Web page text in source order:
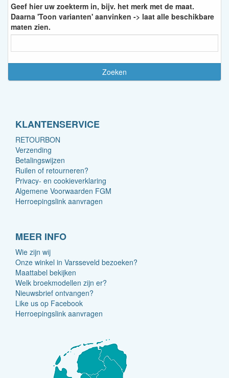
Geef hier uw zoekterm in, bijv. het merk met de maat.
Daarna 'Toon varianten' aanvinken -> laat alle beschikbare
maten zien.
KLANTENSERVICE
RETOURBON
Verzending
Betalingswijzen
Ruilen of retourneren?
Privacy- en cookieverklaring
Algemene Voorwaarden FGM
Herroepingslink aanvragen
MEER INFO
Wie zijn wij
Onze winkel in Varsseveld bezoeken?
Maattabel bekijken
Welk broekmodellen zijn er?
Nieuwsbrief ontvangen?
Like us op Facebook
Herroepingslink aanvragen